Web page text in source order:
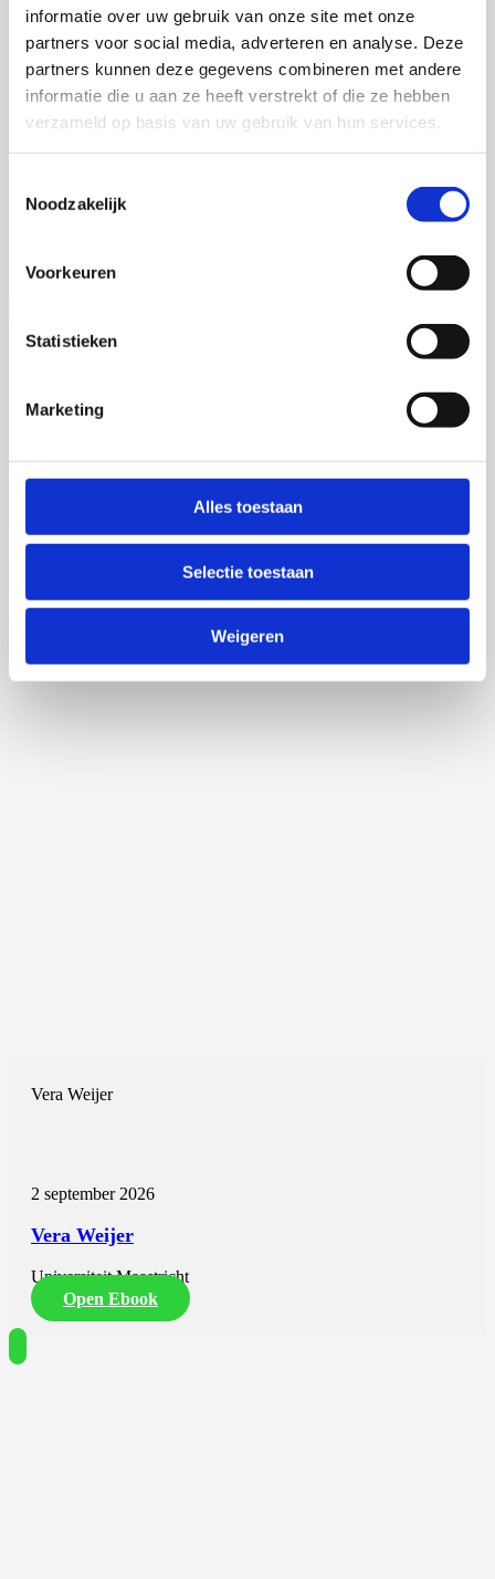
informatie over uw gebruik van onze site met onze
partners voor social media, adverteren en analyse. Deze
partners kunnen deze gegevens combineren met andere
informatie die u aan ze heeft verstrekt of die ze hebben
verzameld op basis van uw gebruik van hun services.
Noodzakelijk
Voorkeuren
Statistieken
Marketing
Alles toestaan
Selectie toestaan
Weigeren
4 september 2026
Talitha Spanjersberg
Open Ebook
Vera Weijer
2 september 2026
Vera Weijer
Universiteit Maastricht
Open Ebook